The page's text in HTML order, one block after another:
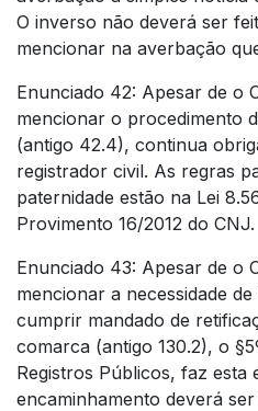
O inverso não deverá ser
mencionar na averbação
Enunciado 42: Apesar de o
mencionar o procedimento
(antigo 42.4), continua
registrador civil. As regras
paternidade estão na Lei
Provimento 16/2012 do CNJ.
Enunciado 43: Apesar de o
mencionar a necessidade
cumprir mandado de
comarca (antigo 130.2), o
Registros Públicos, faz esta
encaminhamento deverá